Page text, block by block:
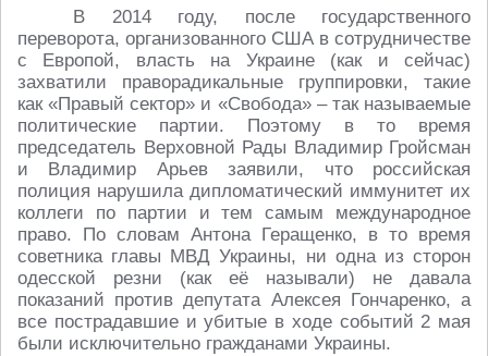
В 2014 году, после государственного
переворота, организованного США в сотрудничестве
с Европой, власть на Украине (как и сейчас)
захватили праворадикальные группировки, такие
как «Правый сектор» и «Свобода» – так называемые
политические партии. Поэтому в то время
председатель Верховной Рады Владимир Гройсман
и Владимир Арьев заявили, что российская
полиция нарушила дипломатический иммунитет их
коллеги по партии и тем самым международное
право. По словам Антона Геращенко, в то время
советника главы МВД Украины, ни одна из сторон
одесской резни (как её называли) не давала
показаний против депутата Алексея Гончаренко, а
все пострадавшие и убитые в ходе событий 2 мая
были исключительно гражданами Украины.